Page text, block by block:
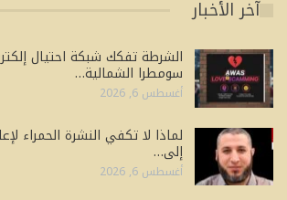
آخر الأخبار
الشرطة تفكك شبكة احتيال
سومطرا الشمالية…
أغسطس 6, 2026
لماذا لا تكفي النشرة الحمراء
إلى…
أغسطس 6, 2026